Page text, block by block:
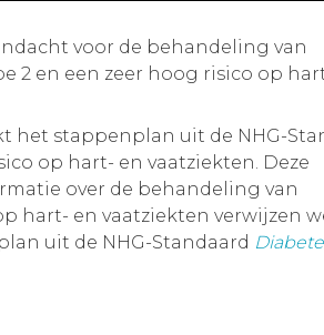
voor de behandeling van
2 en een zeer hoog risico op
het stappenplan uit de NHG-
op hart- en vaatziekten. Deze
over de behandeling van
hart- en vaatziekten verwijzen
uit de NHG-Standaard